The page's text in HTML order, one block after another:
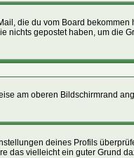
die du vom Board
nichts gepostet haben, um die
am oberen Bildschirmrand
deines Profils
das vielleicht ein guter Grund